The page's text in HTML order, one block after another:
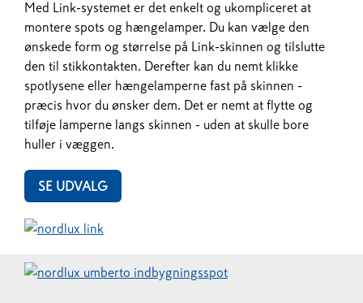
Med Link-systemet er det enkelt og ukompliceret at
montere spots og hængelamper. Du kan vælge den
ønskede form og størrelse på Link-skinnen og tilslutte
den til stikkontakten. Derefter kan du nemt klikke
spotlysene eller hængelamperne fast på skinnen -
præcis hvor du ønsker dem. Det er nemt at flytte og
tilføje lamperne langs skinnen - uden at skulle bore
huller i væggen.
SE UDVALG